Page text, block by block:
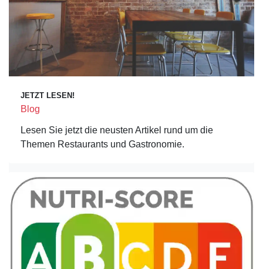
JETZT LESEN!
Blog
Lesen Sie jetzt die neusten Artikel rund um die
Themen Restaurants und Gastronomie.